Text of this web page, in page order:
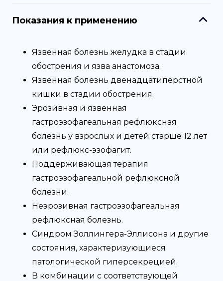
Показания к применению
Язвенная болезнь желудка в стадии
обострения и язва анастомоза.
Язвенная болезнь двенадцатиперстной
кишки в стадии обострения.
Эрозивная и язвенная
гастроэзофагеальная рефлюксная
болезнь у взрослых и детей старше 12 лет
или рефлюкс-эзофагит.
Поддерживающая терапия
гастроэзофагеальной рефлюксной
болезни.
Неэрозивная гастроэзофагеальная
рефлюксная болезнь.
Синдром Золлингера-Эллисона и другие
состояния, характеризующиеся
патологической гиперсекрецией.
В комбинации с соответствующей